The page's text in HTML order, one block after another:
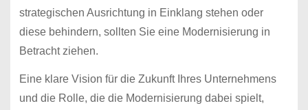
strategischen Ausrichtung in Einklang stehen oder
diese behindern, sollten Sie eine Modernisierung in
Betracht ziehen.
Eine klare Vision für die Zukunft Ihres Unternehmens
und die Rolle, die die Modernisierung dabei spielt,